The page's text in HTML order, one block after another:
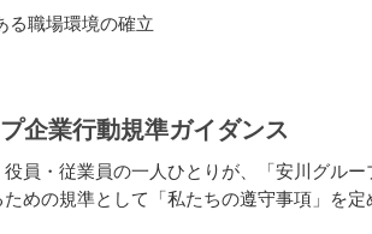
る職場環境の確立
企業行動規準ガイダンス
員・従業員の​一人ひとりが、「安川グルー
めの規準として​「私たちの遵守事項」を定